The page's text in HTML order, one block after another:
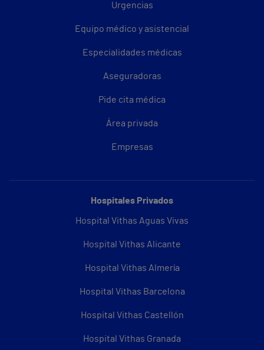
Urgencias
Equipo médico y asistencial
Especialidades médicas
Aseguradoras
Pide cita médica
Área privada
Empresas
Hospitales Privados
Hospital Vithas Aguas Vivas
Hospital Vithas Alicante
Hospital Vithas Almería
Hospital Vithas Barcelona
Hospital Vithas Castellón
Hospital Vithas Granada